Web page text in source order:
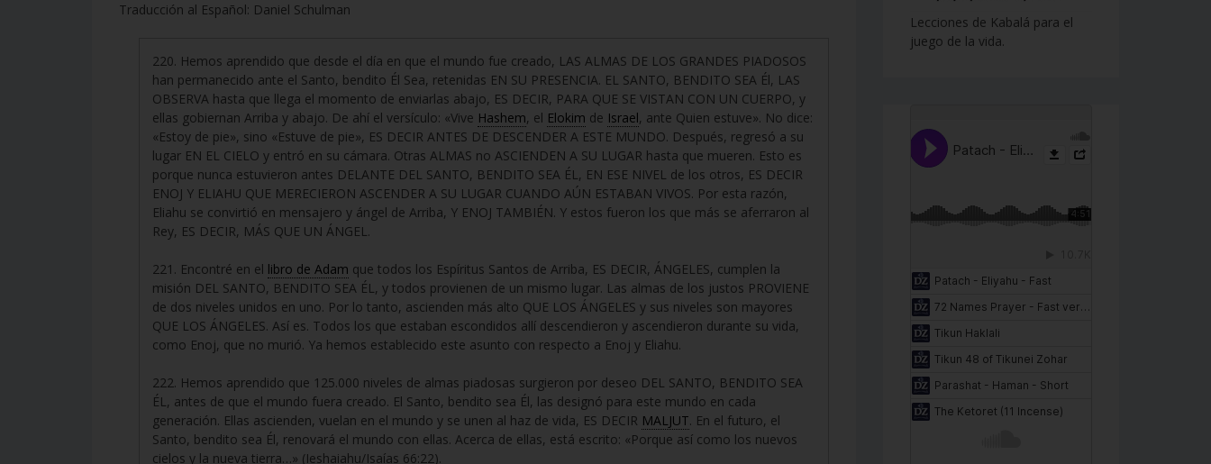
Traducción al Español: Daniel Schulman
220. Hemos aprendido que desde el día en que el mundo fue creado, LAS ALMAS DE LOS GRANDES PIADOSOS
han permanecido ante el Santo, bendito Él Sea, retenidas EN SU PRESENCIA. EL SANTO, BENDITO SEA Él, LAS
OBSERVA hasta que llega el momento de enviarlas abajo, ES DECIR, PARA QUE SE VISTAN CON UN CUERPO, y
ellas gobiernan Arriba y abajo. De ahí el versículo: «Vive Hashem, el Elokim de Israel, ante Quien estuve». No dice:
«Estoy de pie», sino «Estuve de pie», ES DECIR ANTES DE DESCENDER A ESTE MUNDO. Después, regresó a su
lugar EN EL CIELO y entró en su cámara. Otras ALMAS no ASCIENDEN A SU LUGAR hasta que mueren. Esto es
porque nunca estuvieron antes DELANTE DEL SANTO, BENDITO SEA ÉL, EN ESE NIVEL de los otros, ES DECIR
ENOJ Y ELIAHU QUE MERECIERON ASCENDER A SU LUGAR CUANDO AÚN ESTABAN VIVOS. Por esta razón,
Eliahu se convirtió en mensajero y ángel de Arriba, Y ENOJ TAMBIÉN. Y estos fueron los que más se aferraron al
Rey, ES DECIR, MÁS QUE UN ÁNGEL.
221. Encontré en el libro de Adam que todos los Espíritus Santos de Arriba, ES DECIR, ÁNGELES, cumplen la
misión DEL SANTO, BENDITO SEA ÉL, y todos provienen de un mismo lugar. Las almas de los justos PROVIENE
de dos niveles unidos en uno. Por lo tanto, ascienden más alto QUE LOS ÁNGELES y sus niveles son mayores
QUE LOS ÁNGELES. Así es. Todos los que estaban escondidos allí descendieron y ascendieron durante su vida,
como Enoj, que no murió. Ya hemos establecido este asunto con respecto a Enoj y Eliahu.
222. Hemos aprendido que 125.000 niveles de almas piadosas surgieron por deseo DEL SANTO, BENDITO SEA
ÉL, antes de que el mundo fuera creado. El Santo, bendito sea Él, las designó para este mundo en cada
generación. Ellas ascienden, vuelan en el mundo y se unen al haz de vida, ES DECIR MALJUT. En el futuro, el
Santo, bendito sea Él, renovará el mundo con ellas. Acerca de ellas, está escrito: «Porque así como los nuevos
cielos y la nueva tierra…» (Ieshaiahu/Isaías 66:22).
Lecciones de Kabalá para el
juego de la vida.